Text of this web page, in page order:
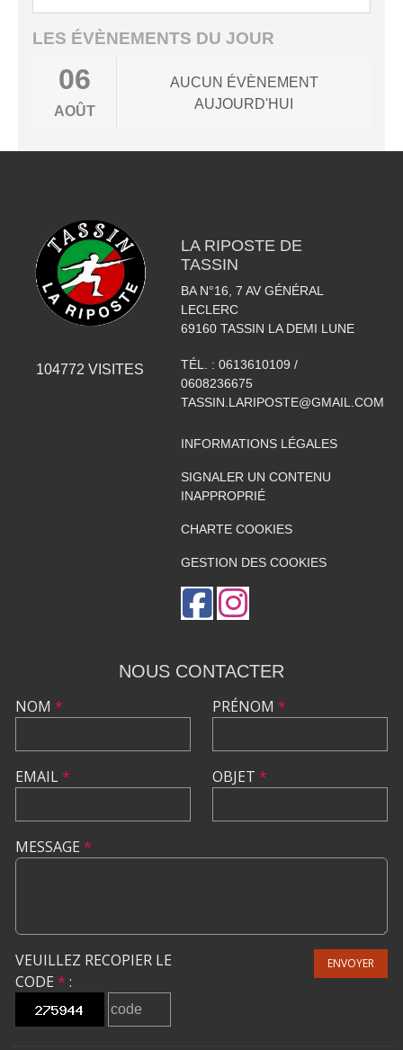
LES ÉVÈNEMENTS DU JOUR
06
AOÛT
AUCUN ÉVÈNEMENT
AUJOURD'HUI
104772 VISITES
LA RIPOSTE DE
TASSIN
BA N°16, 7 AV GÉNÉRAL
LECLERC
69160 TASSIN LA DEMI LUNE
TÉL. : 0613610109 /
0608236675
TASSIN.LARIPOSTE@GMAIL.COM
INFORMATIONS LÉGALES
SIGNALER UN CONTENU
INAPPROPRIÉ
CHARTE COOKIES
GESTION DES COOKIES
NOUS CONTACTER
NOM *
EMAIL*
PRÉNOM *
OBJET *
MESSAGE *
VEUILLEZ RECOPIER LE
CODE * :
ENVOYER